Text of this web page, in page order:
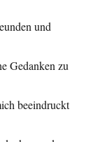
und
Gedanken zu
beeindruckt